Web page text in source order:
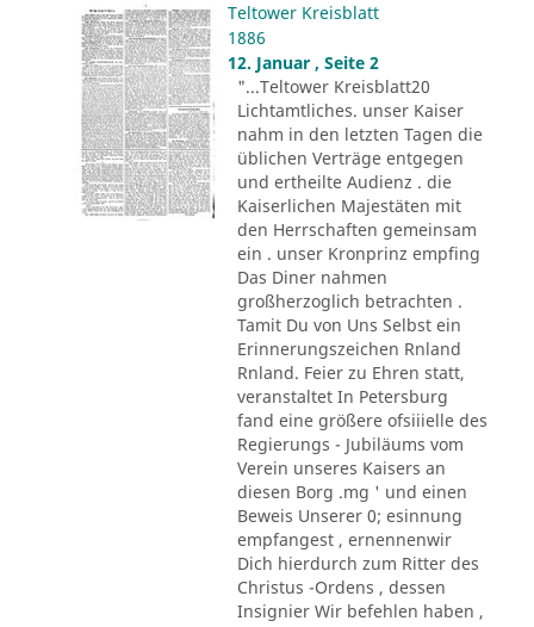
Teltower Kreisblatt
1886
12. Januar , Seite 2
"...Teltower Kreisblatt20
Lichtamtliches. unser Kaiser
nahm in den letzten Tagen die
üblichen Verträge entgegen
und ertheilte Audienz . die
Kaiserlichen Majestäten mit
den Herrschaften gemeinsam
ein . unser Kronprinz empfing
Das Diner nahmen
großherzoglich betrachten .
Tamit Du von Uns Selbst ein
Erinnerungszeichen Rnland
Rnland. Feier zu Ehren statt,
veranstaltet In Petersburg
fand eine größere ofsiiielle des
Regierungs - Jubiläums vom
Verein unseres Kaisers an
diesen Borg .mg ' und einen
Beweis Unserer 0; esinnung
empfangest , ernennenwir
Dich hierdurch zum Ritter des
Christus -Ordens , dessen
Insignier Wir befehlen haben ,